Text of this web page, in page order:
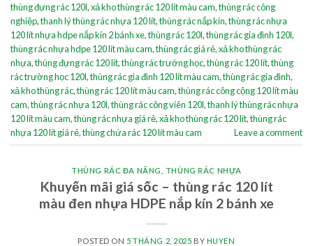
thùng đựng rác 120l,xả kho thùng rác 120 lít màu cam,thùng rác công
nghiệp,thanh lý thùng rác nhựa 120 lít,thùng rác nắp kín,thùng rác nhựa
120 lít nhựa hdpe nắp kín 2 bánh xe,thùng rác 120l,thùng rác gia đình 120l,
thùng rác nhựa hdpe 120 lít màu cam,thùng rác giá rẻ,xả kho thùng rác
nhựa,thùng đựng rác 120 lít,thùng rác trướng học,thùng rác 120 lít,thùng
rác trường học 120l,thùng rác gia đình 120 lít màu cam,thùng rác gia đình,
xả kho thùng rác,thùng rác 120 lít màu cam,thùng rác công cộng 120 lít màu
cam,thùng rác nhựa 120l,thùng rác công viên 120l,thanh lý thùng rác nhựa
120 lít màu cam,thùng rác nhựa giá rẻ,xả kho thùng rác 120 lít,thùng rác
nhựa 120 lít giá rẻ,thùng chứa rác 120 lít màu cam Leave a comment
THÙNG RÁC ĐA NĂNG THÙNG RÁC NHỰA
Khuyến mãi giá sốc – thùng rác 120 lít
màu đen nhựa HDPE nắp kín 2 bánh xe
POSTED ON 5 THÁNG 2, 2025 BY HUYEN